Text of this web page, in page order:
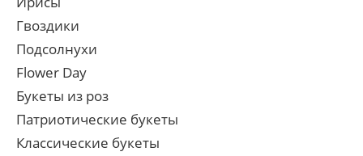
Гвоздики
Подсолнухи
Flower Day
Букеты из роз
Патриотические букеты
Классические букеты